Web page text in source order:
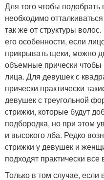
Для того чтобы подобрать
необходимо
так же от структуры
его особенности, если
прикрывать щеки, можно
объемные прически
лица. Для девушек с
прически практически
девушек с треугольной
стрижки, которые будут
подбородка, но при этом
и высокого лба. Редко
стрижки у девушек и
подходят практически
Только в том случае,